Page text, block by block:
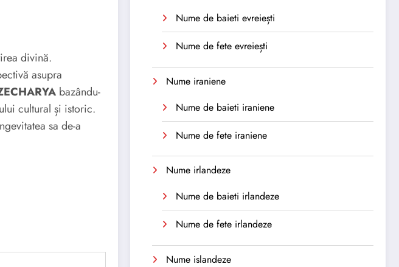
divină.
asupra
bazându-
cultural și istoric.
sa de-a
Nume de baieti evreiești
Nume de fete evreiești
Nume iraniene
Nume de baieti iraniene
Nume de fete iraniene
Nume irlandeze
Nume de baieti irlandeze
Nume de fete irlandeze
Nume islandeze